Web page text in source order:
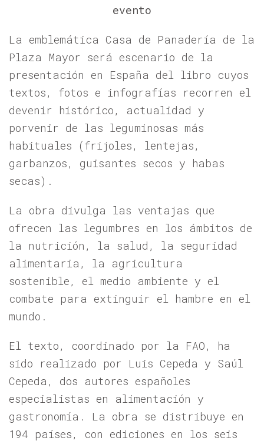
evento
La emblemática Casa de Panadería de la
Plaza Mayor será escenario de la
presentación en España del libro cuyos
textos, fotos e infografías recorren el
devenir histórico, actualidad y
porvenir de las leguminosas más
habituales (frijoles, lentejas,
garbanzos, guisantes secos y habas
secas).
La obra divulga las ventajas que
ofrecen las legumbres en los ámbitos de
la nutrición, la salud, la seguridad
alimentaria, la agricultura
sostenible, el medio ambiente y el
combate para extinguir el hambre en el
mundo.
El texto, coordinado por la FAO, ha
sido realizado por Luis Cepeda y Saúl
Cepeda, dos autores españoles
especialistas en alimentación y
gastronomía. La obra se distribuye en
194 países, con ediciones en los seis